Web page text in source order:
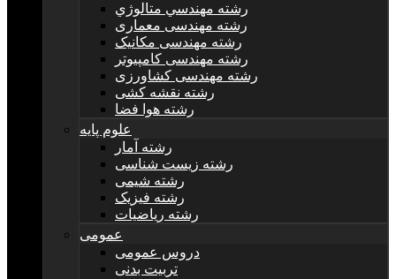
رشته مهندسي متالوژي
رشته مهندسی معماری
رشته مهندسی مکانیک
رشته مهندسی کامپیوتر
رشته مهندسی کشاورزی
رشته نقشه کشی
رشته هوا فضا
علوم پایه
رشته آمار
رشته زیست شناسی
رشته شیمی
رشته فیزیک
رشته ریاضیات
عمومی
دروس عمومی
تربیت بدنی